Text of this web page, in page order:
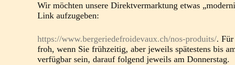
Wir möchten unsere Direktvermarktung etwas
Link aufzugeben:
https://www.bergeriedefroidevaux.ch/nos-produits/.
froh, wenn Sie frühzeitig, aber jeweils spätestens bis
verfügbar sein, darauf folgend jeweils am Donnerstag.